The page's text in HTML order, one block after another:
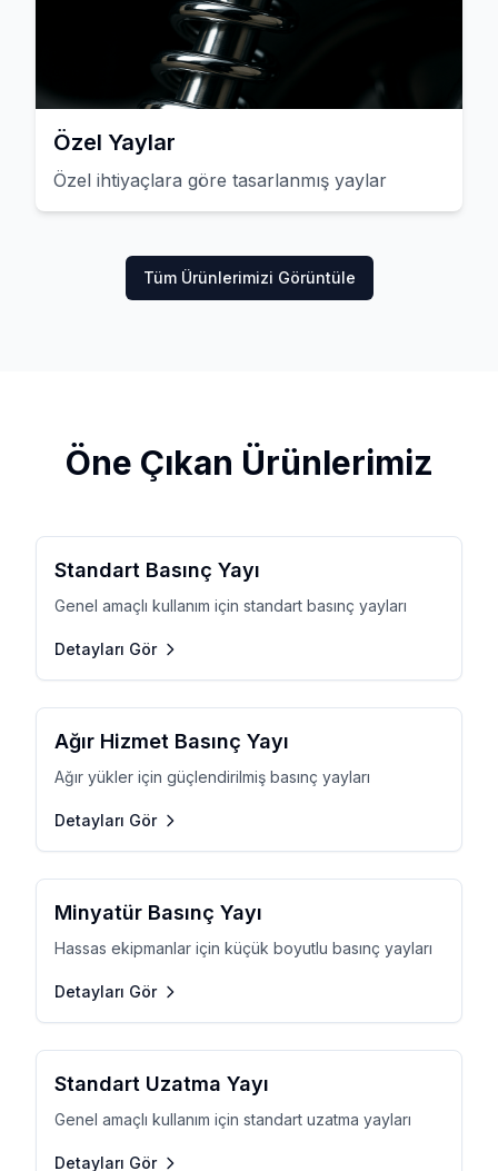
Özel Yaylar
Özel ihtiyaçlara göre tasarlanmış yaylar
Tüm Ürünlerimizi Görüntüle
Öne Çıkan Ürünlerimiz
Standart Basınç Yayı
Genel amaçlı kullanım için standart basınç yayları
Detayları Gör
Ağır Hizmet Basınç Yayı
Ağır yükler için güçlendirilmiş basınç yayları
Detayları Gör
Minyatür Basınç Yayı
Hassas ekipmanlar için küçük boyutlu basınç yayları
Detayları Gör
Standart Uzatma Yayı
Genel amaçlı kullanım için standart uzatma yayları
Detayları Gör